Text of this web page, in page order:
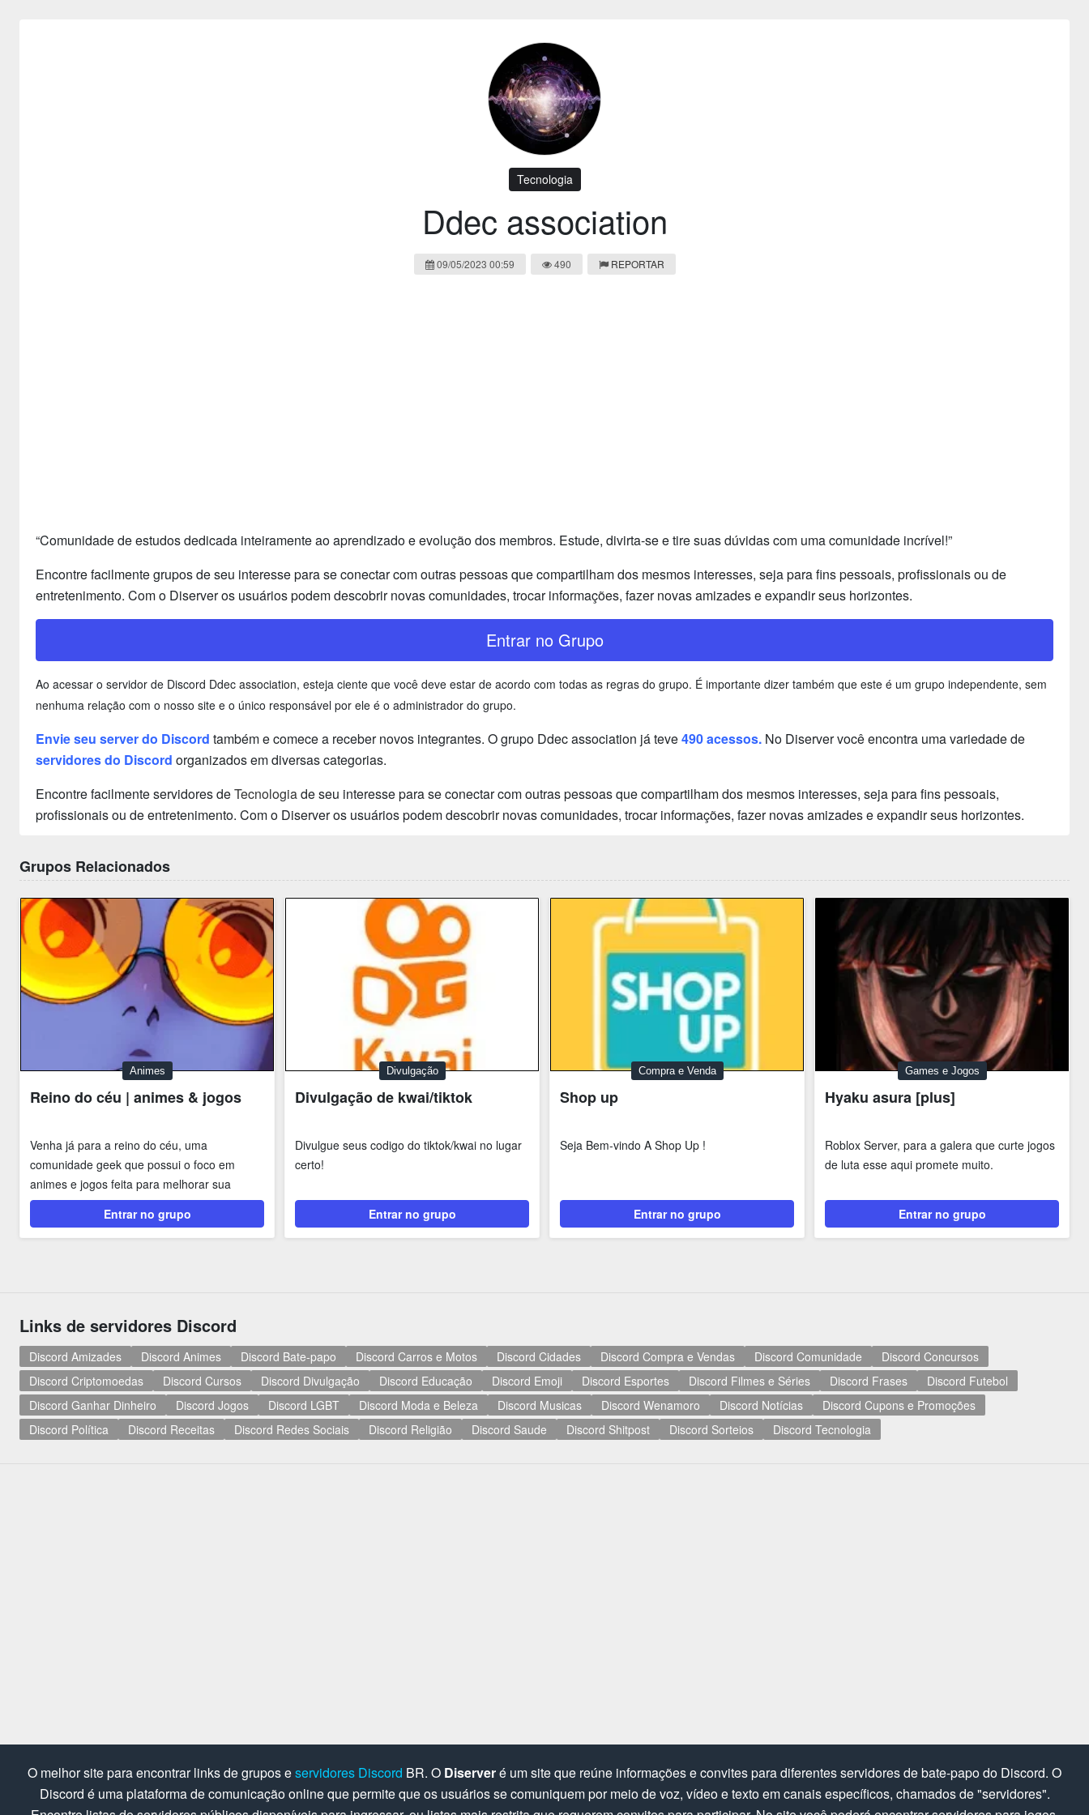
Tecnologia
Ddec association
09/05/2023 00:59 490 REPORTAR
“Comunidade de estudos dedicada inteiramente ao aprendizado e evolução dos membros. Estude, divirta-se e tire suas dúvidas com uma comunidade incrível!”
Encontre facilmente grupos de seu interesse para se conectar com outras pessoas que compartilham dos mesmos interesses, seja para fins pessoais, profissionais ou de
entretenimento. Com o Diserver os usuários podem descobrir novas comunidades, trocar informações, fazer novas amizades e expandir seus horizontes.
Entrar no Grupo
Ao acessar o servidor de Discord Ddec association, esteja ciente que você deve estar de acordo com todas as regras do grupo. É importante dizer também que este é um grupo independente, sem
nenhuma relação com o nosso site e o único responsável por ele é o administrador do grupo.
Envie seu server do Discord também e comece a receber novos integrantes. O grupo Ddec association já teve490 acessos. No Diserver você encontra uma variedade de
servidores do Discord organizados em diversas categorias.
Encontre facilmente servidores deTecnologiade seu interesse para se conectar com outras pessoas que compartilham dos mesmos interesses, seja para fins pessoais,
profissionais ou de entretenimento. Com o Diserver os usuários podem descobrir novas comunidades, trocar informações, fazer novas amizades e expandir seus horizontes.
Grupos Relacionados
Animes
Reino do céu | animes & jogos
Venha já para a reino do céu, uma
comunidade geek que possui o foco em
animes e jogos feita para melhorar sua
experiência no discord.
Entrar no grupo
Divulgação
Divulgação de kwai/tiktok
Divulgue seus codigo do tiktok/kwai no lugar
certo!
Entrar no grupo
Compra e Venda
Shop up
Seja Bem-vindo A Shop Up !
Entrar no grupo
Games e Jogos
Hyaku asura [plus]
Roblox Server, para a galera que curte jogos
de luta esse aqui promete muito.
Entrar no grupo
Links de servidores Discord
Discord Amizades Discord Animes Discord Bate-papo Discord Carros e Motos Discord Cidades Discord Compra e Vendas Discord Comunidade
Discord Concursos
Discord Criptomoedas
Discord Cursos Discord Divulgação Discord Educação Discord Emoji Discord Esportes Discord Filmes e Séries Discord Frases
Discord Futebol
Discord Ganhar Dinheiro
Discord Jogos Discord LGBT Discord Moda e Beleza Discord Musicas Discord Wenamoro Discord Notícias
Discord Cupons e Promoções
Discord Política
Discord Receitas Discord Redes Sociais Discord Religião Discord Saude Discord Shitpost Discord Sorteios Discord Tecnologia
O melhor site para encontrar links de grupos eservidores Discord BR. O Diserveré um site que reúne informações e convites para diferentes servidores de bate-papo do Discord. O
Discord é uma plataforma de comunicação online que permite que os usuários se comuniquem por meio de voz, vídeo e texto em canais específicos, chamados de "servidores".